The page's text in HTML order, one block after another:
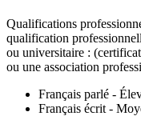
Qualifications
qualification
ou universitaire :
ou une association
Français parlé -
Français écrit -